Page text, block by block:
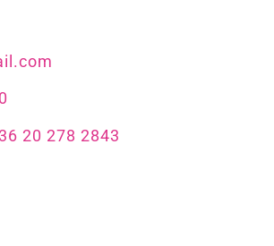
20 278 2843